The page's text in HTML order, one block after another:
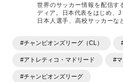
世界のサッカー情報を配信す
ディア。日本代表をはじめ、
日本人選手、高校サッカーな
ます。「X」「Instagram」
#チャンピオンズリーグ（CL）
#アトレティコ・マドリード #
#チャンピオンズリーグ